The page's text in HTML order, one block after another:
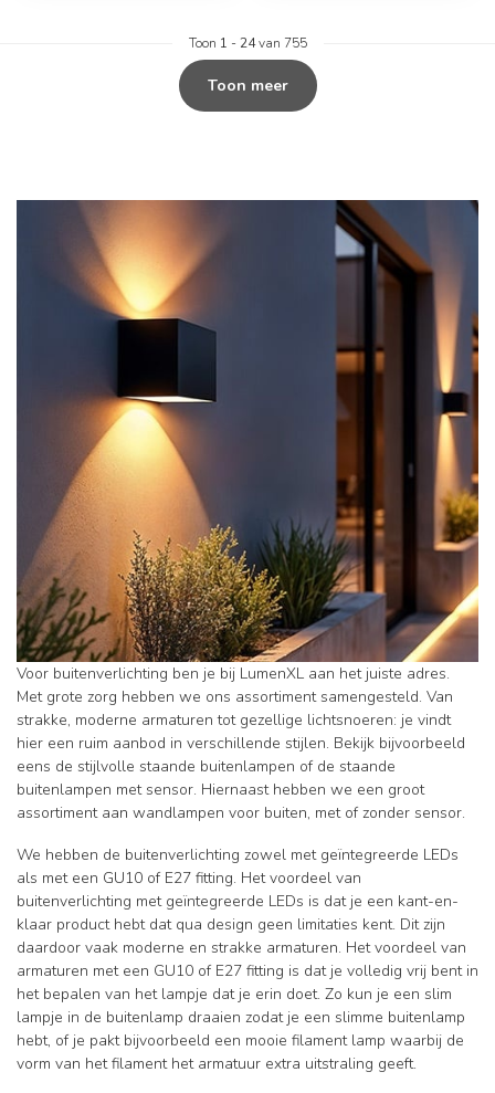
Toon 1 - 24van 755
Toon meer
Voor buitenverlichting ben je bij LumenXL aan het juiste adres.
Met grote zorg hebben we ons assortiment samengesteld. Van
strakke, moderne armaturen tot gezellige lichtsnoeren: je vindt
hier een ruim aanbod in verschillende stijlen. Bekijk bijvoorbeeld
eens de stijlvolle staande buitenlampen of de staande
buitenlampen met sensor. Hiernaast hebben we een groot
assortiment aan wandlampen voor buiten, met of zonder sensor.
We hebben de buitenverlichting zowel met geïntegreerde LEDs
als met een GU10 of E27 fitting. Het voordeel van
buitenverlichting met geïntegreerde LEDs is dat je een kant-en-
klaar product hebt dat qua design geen limitaties kent. Dit zijn
daardoor vaak moderne en strakke armaturen. Het voordeel van
armaturen met een GU10 of E27 fitting is dat je volledig vrij bent in
het bepalen van het lampje dat je erin doet. Zo kun je een slim
lampje in de buitenlamp draaien zodat je een slimme buitenlamp
hebt, of je pakt bijvoorbeeld een mooie filament lamp waarbij de
vorm van het filament het armatuur extra uitstraling geeft.